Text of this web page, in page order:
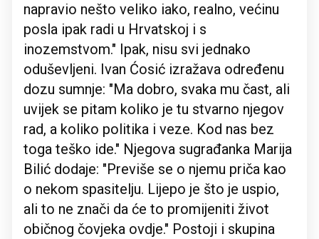
napravio nešto veliko iako, realno, većinu
posla ipak radi u Hrvatskoj i s
inozemstvom." Ipak, nisu svi jednako
oduševljeni. Ivan Ćosić izražava određenu
dozu sumnje: "Ma dobro, svaka mu čast, ali
uvijek se pitam koliko je tu stvarno njegov
rad, a koliko politika i veze. Kod nas bez
toga teško ide." Njegova sugrađanka Marija
Bilić dodaje: "Previše se o njemu priča kao
o nekom spasitelju. Lijepo je što je uspio,
ali to ne znači da će to promijeniti život
običnog čovjeka ovdje." Postoji i skupina